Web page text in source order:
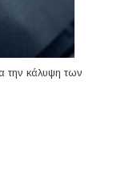
την κάλυψη των